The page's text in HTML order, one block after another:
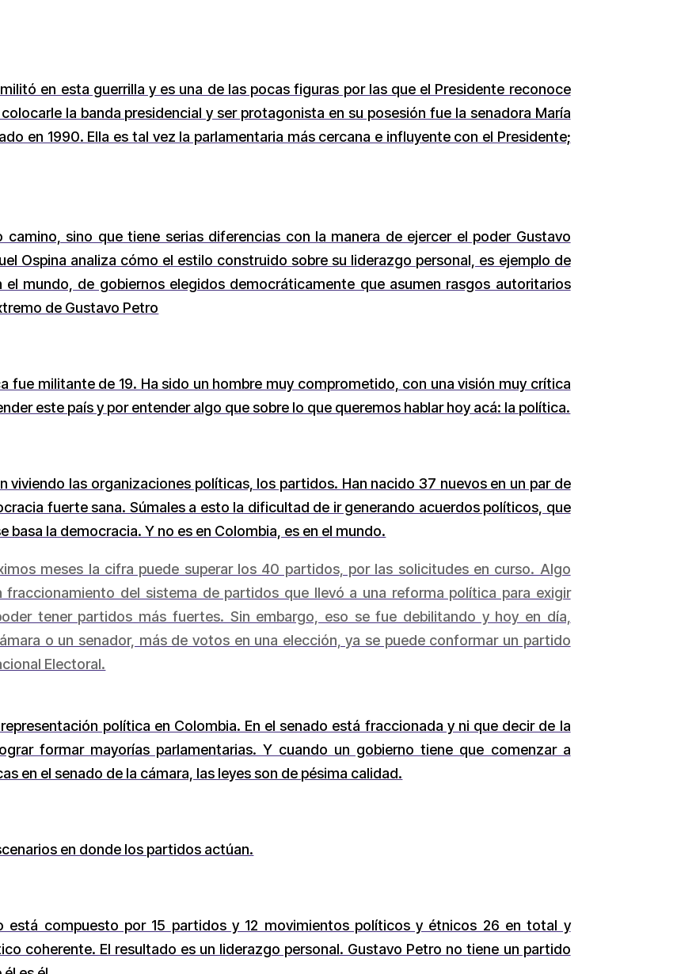
en esta guerrilla y es una de las pocas figuras por las que el Presidente reconoce
la banda presidencial y ser protagonista en su posesión fue la senadora María
en 1990. Ella es tal vez la parlamentaria más cercana e influyente con el Presidente;
sino que tiene serias diferencias con la manera de ejercer el poder Gustavo
Ospina analiza cómo el estilo construido sobre su liderazgo personal, es ejemplo de
mundo, de gobiernos elegidos democráticamente que asumen rasgos autoritarios
de Gustavo Petro
fue militante de 19. Ha sido un hombre muy comprometido, con una visión muy crítica
este país y por entender algo que sobre lo que queremos hablar hoy acá: la política.
viviendo las organizaciones políticas, los partidos. Han nacido 37 nuevos en un par de
fuerte sana. Súmales a esto la dificultad de ir generando acuerdos políticos, que
basa la democracia. Y no es en Colombia, es en el mundo.
meses la cifra puede superar los 40 partidos, por las solicitudes en curso. Algo
del sistema de partidos que llevó a una reforma política para exigir
tener partidos más fuertes. Sin embargo, eso se fue debilitando y hoy en día,
o un senador, más de votos en una elección, ya se puede conformar un partido
Electoral.
política en Colombia. En el senado está fraccionada y ni que decir de la
formar mayorías parlamentarias. Y cuando un gobierno tiene que comenzar a
en el senado de la cámara, las leyes son de pésima calidad.
en donde los partidos actúan.
está compuesto por 15 partidos y 12 movimientos políticos y étnicos 26 en total y
coherente. El resultado es un liderazgo personal. Gustavo Petro no tiene un partido